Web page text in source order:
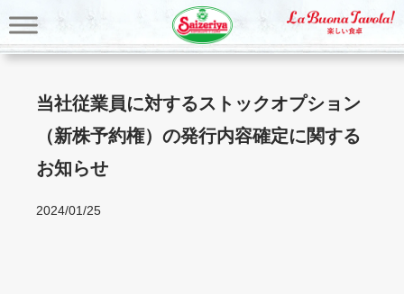
容
を
当社従業員に対するストックオプション
（新株予約権）の発行内容確定に関する
お知らせ
2024/01/25